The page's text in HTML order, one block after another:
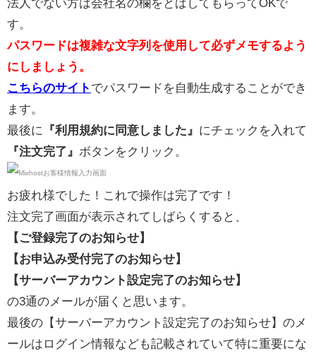
法人でない方は会社名の欄をとばしてもらってOKで
す。
パスワードは複雑な文字列を使用して必ずメモするよう
にしましょう。
こちらのサイト でパスワードを自動生成することができ
ます。
最後に
『利用規約に同意しました』 にチェックを入れて
『注文完了』 ボタンをクリック。
お疲れ様でした！これで操作は完了です！
注文完了画面が表示されてしばらくすると、
【ご登録完了のお知らせ】
【お申込み受付完了のお知らせ】
【サーバーアカウント設定完了のお知らせ】
の3通のメールが届くと思います。
最後の【サーバーアカウント設定完了のお知らせ】のメ
ールはログイン情報なども記載されていて特に重要にな